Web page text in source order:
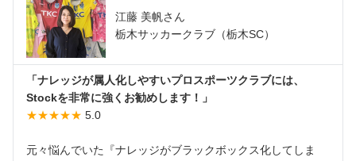
江藤 美帆さん
栃木サッカークラブ（栃木SC）
「ナレッジが属人化しやすいプロスポーツクラブには、
Stockを非常に強くお勧めします！」
★★★★★ 5.0
元々悩んでいた『ナレッジがブラックボックス化してしま